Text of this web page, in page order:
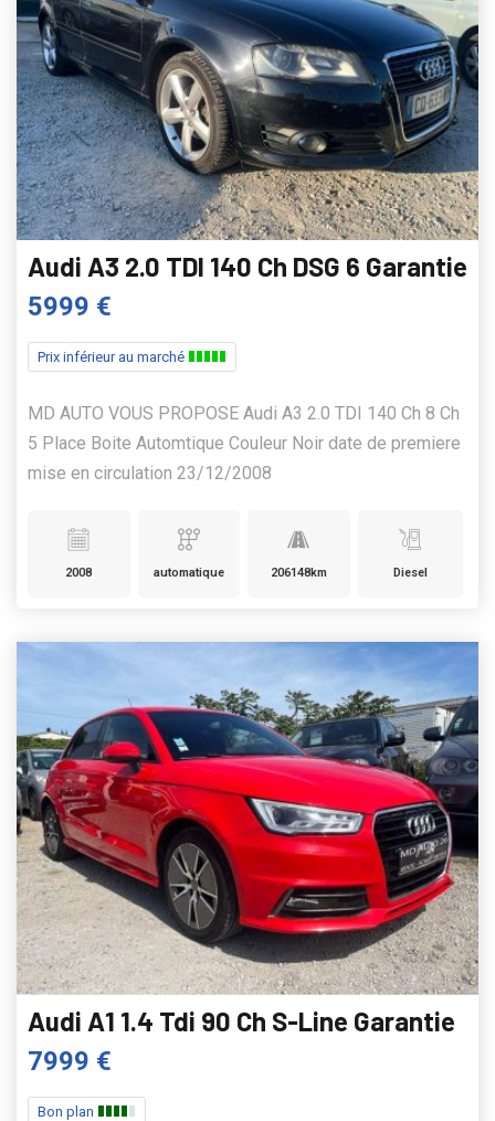
Audi A3 2.0 TDI 140 Ch DSG 6 Garantie
5999 €
Prix inférieur au marché
MD AUTO VOUS PROPOSE Audi A3 2.0 TDI 140 Ch 8 Ch
5 Place Boite Automtique Couleur Noir date de premiere
mise en circulation 23/12/2008
2008 automatique 206148km Diesel
Audi A1 1.4 Tdi 90 Ch S-Line Garantie
7999 €
Bon plan